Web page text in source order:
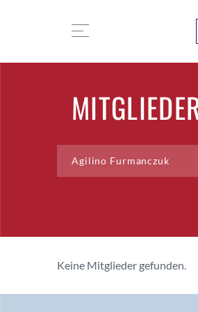
Keine Mitglieder gefunden.